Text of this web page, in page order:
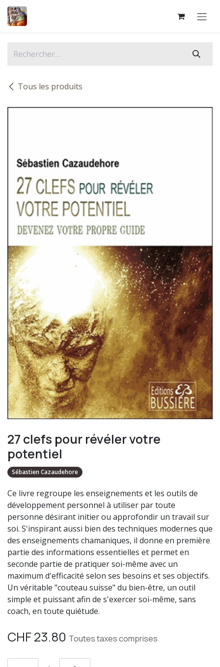
Se rendre au contenu
Tous les produits
27 clefs pour révéler votre
potentiel
Sébastien Cazaudehore
Ce livre regroupe les enseignements et les outils de
développement personnel à utiliser par toute
personne désirant initier ou approfondir un travail sur
soi. S'inspirant aussi bien des techniques modernes que
des enseignements chamaniques, il donne en première
partie des informations essentielles et permet en
seconde partie de pratiquer soi-même avec un
maximum d'efficacité selon ses besoins et ses objectifs.
Un véritable "couteau suisse" du bien-être, un outil
simple et puissant afin de s'exercer soi-même, sans
coach, en toute quiétude.
CHF23.80 Toutes taxes comprises